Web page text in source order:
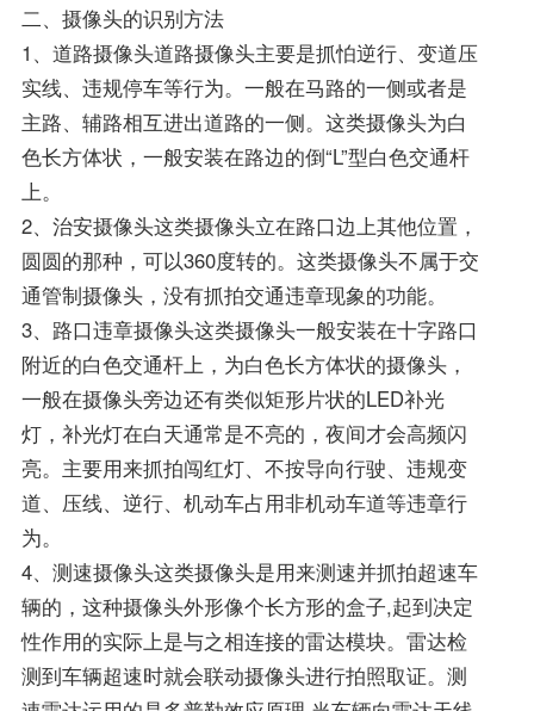
二、摄像头的识别方法
1、道路摄像头道路摄像头主要是抓怕逆行、变道压
实线、违规停车等行为。一般在马路的一侧或者是
主路、辅路相互进出道路的一侧。这类摄像头为白
色长方体状，一般安装在路边的倒“L”型白色交通杆
上。
2、治安摄像头这类摄像头立在路口边上其他位置，
圆圆的那种，可以360度转的。这类摄像头不属于交
通管制摄像头，没有抓拍交通违章现象的功能。
3、路口违章摄像头这类摄像头一般安装在十字路口
附近的白色交通杆上，为白色长方体状的摄像头，
一般在摄像头旁边还有类似矩形片状的LED补光
灯，补光灯在白天通常是不亮的，夜间才会高频闪
亮。主要用来抓拍闯红灯、不按导向行驶、违规变
道、压线、逆行、机动车占用非机动车道等违章行
为。
4、测速摄像头这类摄像头是用来测速并抓拍超速车
辆的，这种摄像头外形像个长方形的盒子,起到决定
性作用的实际上是与之相连接的雷达模块。雷达检
测到车辆超速时就会联动摄像头进行拍照取证。测